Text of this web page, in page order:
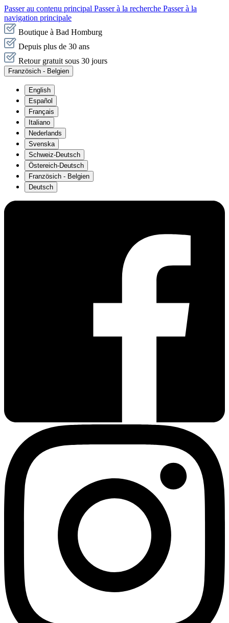
Passer au contenu principal Passer à la recherche Passer à la
navigation principale
Boutique à Bad Homburg
Depuis plus de 30 ans
Retour gratuit sous 30 jours
Französich - Belgien
English
Español
Français
Italiano
Nederlands
Svenska
Schweiz-Deutsch
Östereich-Deutsch
Französich - Belgien
Deutsch